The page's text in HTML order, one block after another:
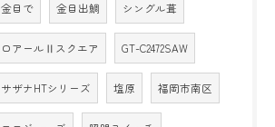
金目で 金目出鯛 シングル葺
ロアールⅡスクエア GT-C2472SAW
サザナHTシリーズ 塩原 福岡市南区